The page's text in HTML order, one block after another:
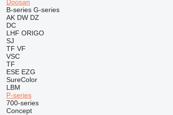
Doosan
B-series G-series
AK DW DZ
DC
LHF ORIGO
SJ
TF VF
VSC
TF
ESE EZG
SureColor
LBM
P-series
700-series
Concept